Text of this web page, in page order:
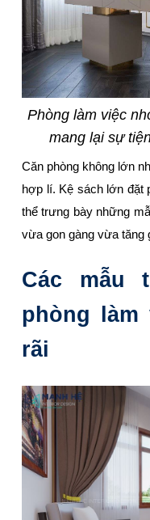
Phòng làm việc
mang lại sự
Căn phòng không lớn
hợp lí. Kệ sách lớn đặt
thể trưng bày những
vừa gon gàng vừa tăng
Các mẫu
phòng làm
rãi